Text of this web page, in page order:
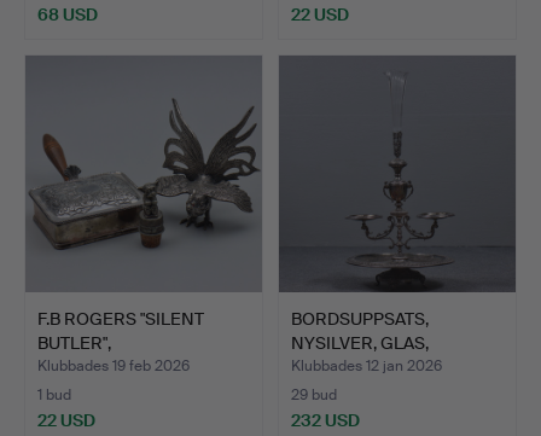
68 USD 22 USD
F.B ROGERS "SILENT
BUTLER",
BORDSDEKORATIO…
Klubbades 19 feb 2026
1 bud
22 USD
BORDSUPPSATS,
NYSILVER, GLAS,
1800/1900-TA…
Klubbades 12 jan 2026
29 bud
232 USD